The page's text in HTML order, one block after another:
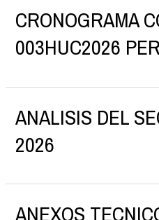
CRONOGRAMA
003HUC2026
ANALISIS DEL
2026
ANEXOS